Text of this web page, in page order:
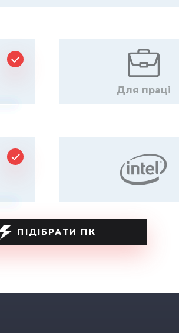
Для праці
ПІДІБРАТИ ПК